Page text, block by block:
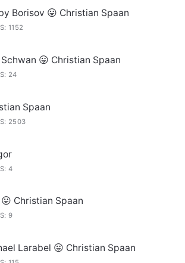
Borisov 😛 Christian Spaan
1152
😛 Christian Spaan
24
Spaan
2503
4
😛 Christian Spaan
9
Larabel 😛 Christian Spaan